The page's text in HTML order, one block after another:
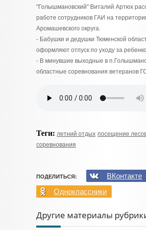
"Голышмановский" Виталий Артюх
работе сотрудников ГАИ на
Аромашевского округа.
- Бабушки и дедушки Тюменской
оформляют отпуск по уходу за
- В минувшие выходные в
областные соревнования ветеранов
Теги: летний отдых посещение
соревнования
ПОДЕЛИТЬСЯ:
ВКонтакте
Одноклассники
Другие материалы